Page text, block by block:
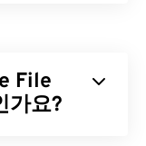
디지털 비디오
을 통한 스트리
File
가요?